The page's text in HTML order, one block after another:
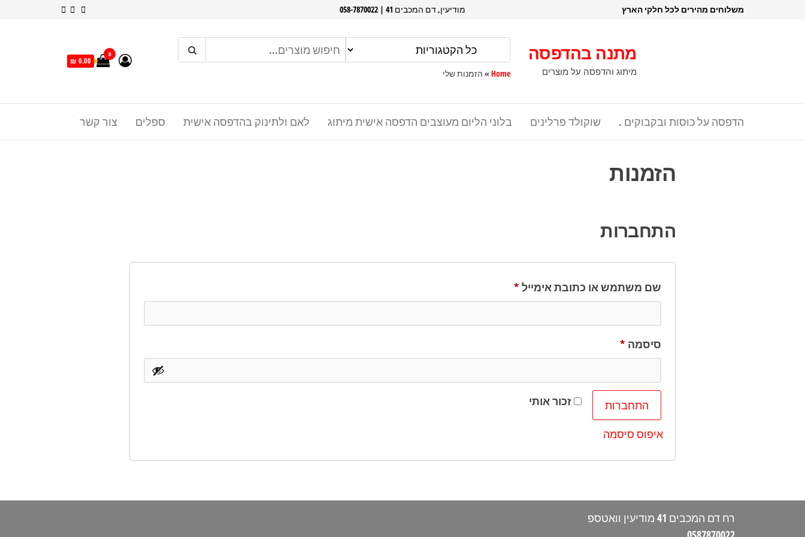
משלוחים מהירים לכל חלקי הארץ מודיעין, דם המכבים 41 | 058-7870022
מתנה בהדפסה
מיתוג והדפסה על מוצרים Home
» הזמנות שלי
0
0.00 ₪
צור קשר ספלים לאם ולתינוק בהדפסה אישית בלוני הליום מעוצבים הדפסה אישית מיתוג שוקולד פרלינים הדפסה על כוסות ובקבוקים .
הזמנות
התחברות
שם משתמש או כתובת אימייל *חובה
סיסמה *חובה
זכור אותי
התחברות
איפוס סיסמה
רח דם המכבים 41 מודיעין וואטספ